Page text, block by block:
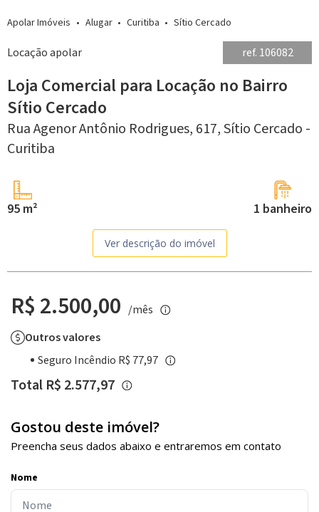
Apolar Imóveis Alugar Curitiba Sítio Cercado
Locação apolar ref. 106082
Loja Comercial para Locação no Bairro
Sítio Cercado
Rua Agenor Antônio Rodrigues, 617,Sítio Cercado -
Curitiba
95 m² 1 banheiro
Ver descrição do imóvel
R$ 2.500,00 /mês
Outros valores
Seguro Incêndio R$ 77,97
Total R$ 2.577,97
Gostou deste imóvel?
Preencha seus dados abaixo e entraremos em contato
Nome